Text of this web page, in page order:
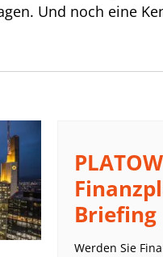
Und noch eine
PLATOW
Briefing
Werden Sie